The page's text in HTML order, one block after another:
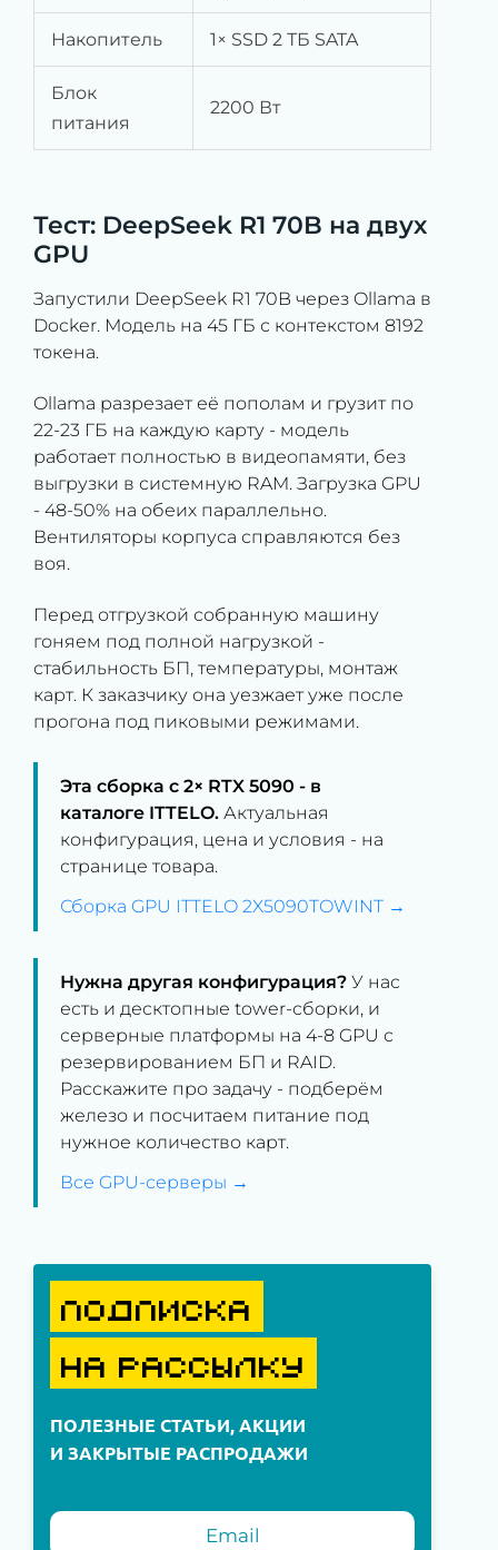
Накопитель 1× SSD 2 ТБ SATA
Блок
питания
2200 Вт
Тест: DeepSeek R1 70B на двух
GPU
Запустили DeepSeek R1 70B через Ollama в
Docker. Модель на 45 ГБ с контекстом 8192
токена.
Ollama разрезает её пополам и грузит по
22-23 ГБ на каждую карту - модель
работает полностью в видеопамяти, без
выгрузки в системную RAM. Загрузка GPU
- 48-50% на обеих параллельно.
Вентиляторы корпуса справляются без
воя.
Перед отгрузкой собранную машину
гоняем под полной нагрузкой -
стабильность БП, температуры, монтаж
карт. К заказчику она уезжает уже после
прогона под пиковыми режимами.
Эта сборка с 2× RTX 5090 - в
каталоге ITTELO. Актуальная
конфигурация, цена и условия - на
странице товара.
Сборка GPU ITTELO 2X5090TOWINT →
Нужна другая конфигурация? У нас
есть и десктопные tower-сборки, и
серверные платформы на 4-8 GPU с
резервированием БП и RAID.
Расскажите про задачу - подберём
железо и посчитаем питание под
нужное количество карт.
Все GPU-серверы →
ПОДПИСКА
НА РАССЫЛКУ
ПОЛЕЗНЫЕ СТАТЬИ, АКЦИИ
И ЗАКРЫТЫЕ РАСПРОДАЖИ